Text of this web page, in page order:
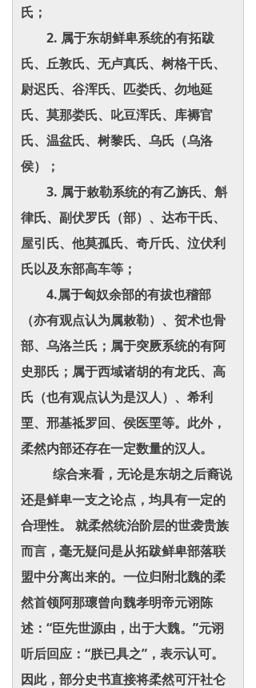
氏；
2. 属于东胡鲜卑系统的有拓跋
氏、丘敦氏、无卢真氏、树格干氏、
尉迟氏、谷浑氏、匹娄氏、勿地延
氏、莫那娄氏、叱豆浑氏、库褥官
氏、温盆氏、树黎氏、乌氏（乌洛
侯）；
3. 属于敕勒系统的有乙旃氏、斛
律氏、副伏罗氏（部）、达布干氏、
屋引氏、他莫孤氏、奇斤氏、泣伏利
氏以及东部高车等；
4.属于匈奴余部的有拔也稽部
（亦有观点认为属敕勒）、贺术也骨
部、乌洛兰氏；属于突厥系统的有阿
史那氏；属于西域诸胡的有龙氏、高
氏（也有观点认为是汉人）、希利
垔、邢基祗罗回、侯医垔等。此外，
柔然内部还存在一定数量的汉人。
综合来看，无论是东胡之后裔说
还是鲜卑一支之论点，均具有一定的
合理性。 就柔然统治阶层的世袭贵族
而言，毫无疑问是从拓跋鲜卑部落联
盟中分离出来的。一位归附北魏的柔
然首领阿那瓌曾向魏孝明帝元诩陈
述：“臣先世源由，出于大魏。”元诩
听后回应：“朕已具之”，表示认可。
因此，部分史书直接将柔然可汗社仑